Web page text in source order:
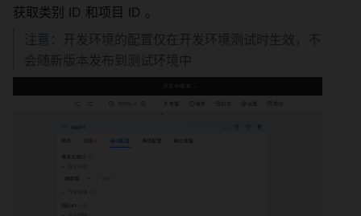
获取类别 ID 和项目 ID 。
注意：开发环境的配置仅在开发环境测试时生效，不
会随新版本发布到测试环境中